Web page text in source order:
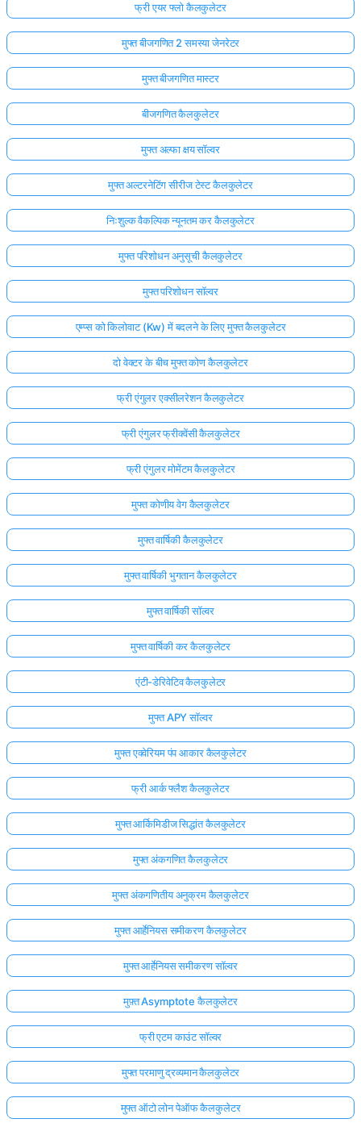
फ्री एयर फ्लो कैलकुलेटर
मुफ्त बीजगणित 2 समस्या जेनरेटर
मुफ्त बीजगणित मास्टर
बीजगणित कैलकुलेटर
मुफ्त अल्फा क्षय सॉल्वर
मुफ्त अल्टरनेटिंग सीरीज टेस्ट कैलकुलेटर
निःशुल्क वैकल्पिक न्यूनतम कर कैलकुलेटर
मुफ्त परिशोधन अनुसूची कैलकुलेटर
मुफ्त परिशोधन सॉल्वर
एम्प्स को किलोवाट (Kw) में बदलने के लिए मुफ्त कैलकुलेटर
दो वेक्टर के बीच मुफ्त कोण कैलकुलेटर
फ्री एंगुलर एक्सीलरेशन कैलकुलेटर
फ्री एंगुलर फ्रीक्वेंसी कैलकुलेटर
फ्री एंगुलर मोमेंटम कैलकुलेटर
मुफ्त कोणीय वेग कैलकुलेटर
मुफ्त वार्षिकी कैलकुलेटर
मुफ्त वार्षिकी भुगतान कैलकुलेटर
मुफ्त वार्षिकी सॉल्वर
मुफ्त वार्षिकी कर कैलकुलेटर
एंटी-डेरिवेटिव कैलकुलेटर
मुफ्त APY सॉल्वर
मुफ्त एक्वेरियम पंप आकार कैलकुलेटर
फ्री आर्क फ्लैश कैलकुलेटर
मुफ्त आर्किमिडीज सिद्धांत कैलकुलेटर
मुफ्त अंकगणित कैलकुलेटर
मुफ्त अंकगणितीय अनुक्रम कैलकुलेटर
मुफ्त आर्हेनियस समीकरण कैलकुलेटर
मुफ्त आर्हेनियस समीकरण सॉल्वर
मुफ़्त Asymptote कैलकुलेटर
फ्री एटम काउंट सॉल्वर
मुफ्त परमाणु द्रव्यमान कैलकुलेटर
मुफ्त ऑटो लोन पेऑफ कैलकुलेटर